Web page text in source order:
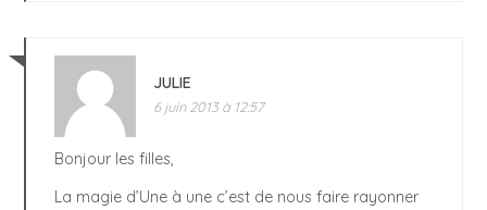
JULIE
6 juin 2013 à 12:57
Bonjour les filles,
La magie d’Une à une c’est de nous faire rayonner